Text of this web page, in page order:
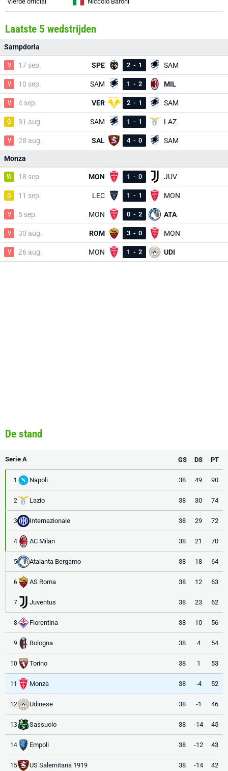
Laatste 5 wedstrijden
Sampdoria
V 17 sep. SPE 2 - 1 SAM
V 10 sep. SAM 1 - 2 MIL
V 4 sep. VER 2 - 1 SAM
G 31 aug. SAM 1 - 1 LAZ
V 28 aug. SAL 4 - 0 SAM
Monza
W 18 sep. MON 1 - 0 JUV
G 11 sep. LEC 1 - 1 MON
V 5 sep. MON 0 - 2 ATA
V 30 aug. ROM 3 - 0 MON
V 26 aug. MON 1 - 2 UDI
De stand
Serie A GS DS PT
1 Napoli 38 49 90
2 Lazio 38 30 74
3 Internazionale 38 29 72
4 AC Milan 38 21 70
5 Atalanta Bergamo 38 18 64
6 AS Roma 38 12 63
7 Juventus 38 23 62
8 Fiorentina 38 10 56
9 Bologna 38 4 54
10 Torino 38 1 53
11 Monza 38 -4 52
12 Udinese 38 -1 46
13 Sassuolo 38 -14 45
14 Empoli 38 -12 43
15 US Salernitana 1919 38 -14 42